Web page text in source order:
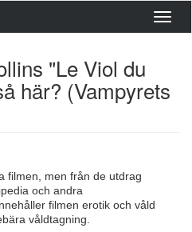
"Le Viol du
här? (Vampyrets
filmen, men från de utdrag
och andra
filmen erotik och våld
våldtagning.